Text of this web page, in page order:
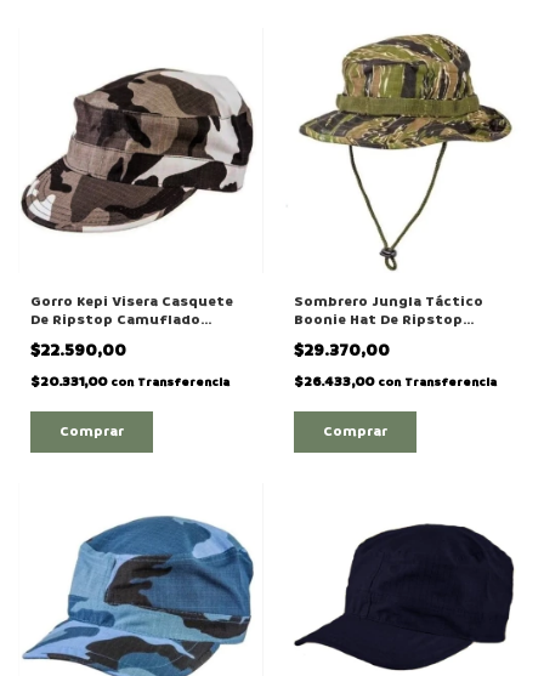
Gorro Kepi Visera Casquete
De Ripstop Camuflado
Urbano
$22.590,00
$20.331,00 con Transferencia
Comprar
Sombrero Jungla Táctico
Boonie Hat De Ripstop
Camuflado Tiger
$29.370,00
$26.433,00 con Transferencia
Comprar